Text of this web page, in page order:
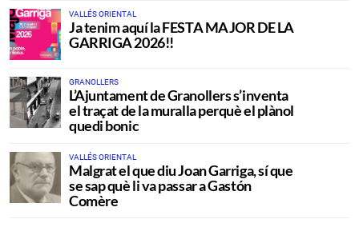
VALLÉS ORIENTAL
Ja tenim aquí la FESTA MAJOR DE LA
GARRIGA 2026!!
GRANOLLERS
L’Ajuntament de Granollers s’inventa
el traçat de la muralla perquè el plànol
quedi bonic
VALLÉS ORIENTAL
Malgrat el que diu Joan Garriga, sí que
se sap què li va passar a Gastón
Comère